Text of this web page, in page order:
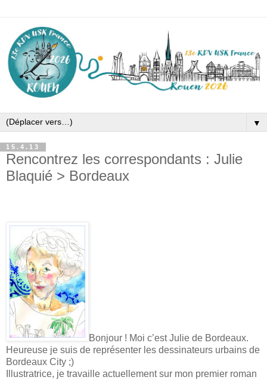
▼
15.4.13
Rencontrez les correspondants : Julie
Blaquié > Bordeaux
Bonjour ! Moi c’est Julie de Bordeaux.
Heureuse je suis de représenter les dessinateurs urbains de
Bordeaux City ;)
Illustratrice, je travaille actuellement sur mon premier roman